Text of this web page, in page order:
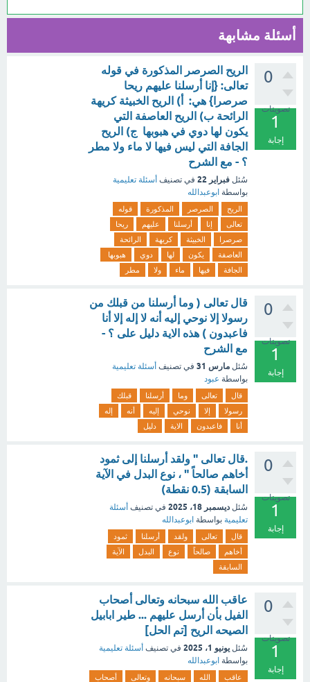
أسئلة مشابهة
0
تصويتات
1
إجابة
الريح الصرصر المذكورة في قوله
تعالى: {إنا أرسلنا عليهم ريحا
صرصرا} هي: أ) الريح الخبيثة كريهة
الرائحة ب) الريح العاصفة التي
يكون لها دوي في هبوبها ج) الريح
الجافة التي ليس فيها لا ماء ولا مطر
؟ - مع الشرح
سُئل فبراير 22 في تصنيف أسئلة تعليمية
بواسطة ابوعبدالله
الريح الصرصر المذكورة
قوله
تعالى
إنا أرسلنا عليهم
ريحا
صرصرا
الخبيثة كريهة
الرائحة
العاصفة
يكون لها دوي
هبوبها
الجافة
فيها ماء ولا مطر
0
تصويتات
1
إجابة
قال تعالى ( وما أرسلنا من قبلك من
رسولا إلا نوحي إليه أنه لا إله إلا أنا
فاعبدون ) هذه الاية دليل على ؟ -
مع الشرح
سُئل مارس 31 في تصنيف أسئلة تعليمية
بواسطة عبود
قال تعالى وما أرسلنا
قبلك
رسولا
إلا نوحي إليه أنه
إله
أنا
فاعبدون الاية دليل
0
تصويتات
1
إجابة
.قال تعالى " ولقد أرسلنا إلى ثمود
أخاهم صالحاً " ، نوع البدل في الآية
السابقة (0.5 نقطة)
سُئل ديسمبر 18، 2025 في تصنيف أسئلة
تعليمية بواسطة ابوعبدالله
قال تعالى ولقد أرسلنا
ثمود
أخاهم
صالحاً نوع البدل
الآية
السابقة
0
تصويتات
1
إجابة
عاقب الله سبحانه وتعالى أصحاب
الفيل بأن أرسل عليهم ... طير ابابيل
الصيحه الريح [تم الحل]
سُئل يونيو 1، 2025 في تصنيف أسئلة تعليمية
بواسطة ابوعبدالله
عاقب الله سبحانه وتعالى
أصحاب